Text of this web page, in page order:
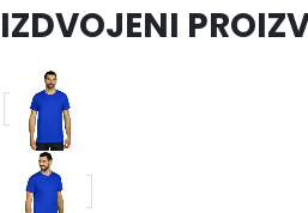
IZDVOJENI